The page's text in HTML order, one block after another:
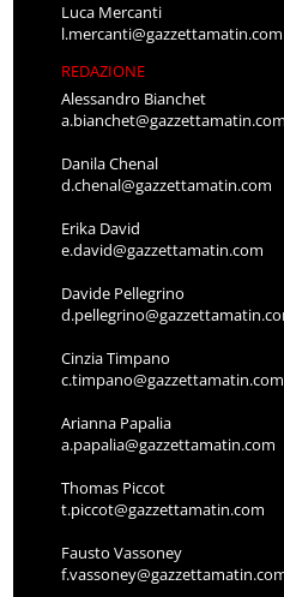
Luca Mercanti
l.mercanti@gazzettamatin.com
REDAZIONE
Alessandro Bianchet
a.bianchet@gazzettamatin.com
Danila Chenal
d.chenal@gazzettamatin.com
Erika David
e.david@gazzettamatin.com
Davide Pellegrino
Cinzia Timpano
c.timpano@gazzettamatin.com
Arianna Papalia
a.papalia@gazzettamatin.com
Thomas Piccot
t.piccot@gazzettamatin.com
Fausto Vassoney